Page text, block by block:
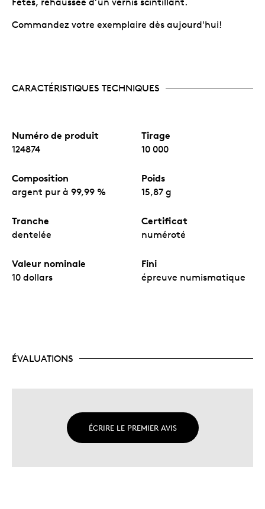
Commandez votre exemplaire dès aujourd'hui!
CARACTÉRISTIQUES TECHNIQUES
Numéro de produit
124874
Tirage
10 000
Composition
argent pur à 99,99 %
Poids
15,87 g
Tranche
dentelée
Certificat
numéroté
Valeur nominale
10 dollars
Fini
épreuve numismatique
ÉVALUATIONS
ÉCRIRE LE PREMIER AVIS